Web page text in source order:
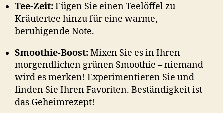
Tee-Zeit:Fügen Sie einen Teelöffel zu
Kräutertee hinzu für eine warme,
beruhigende Note.
Smoothie-Boost:Mixen Sie es in Ihren
morgendlichen grünen Smoothie – niemand
wird es merken! Experimentieren Sie und
finden Sie Ihren Favoriten. Beständigkeit ist
das Geheimrezept!